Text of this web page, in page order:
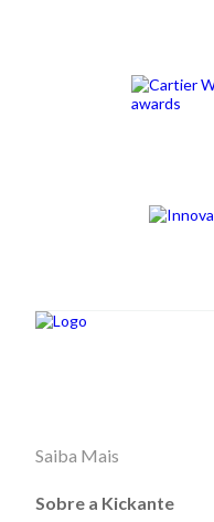
Saiba Mais
Sobre a Kickante